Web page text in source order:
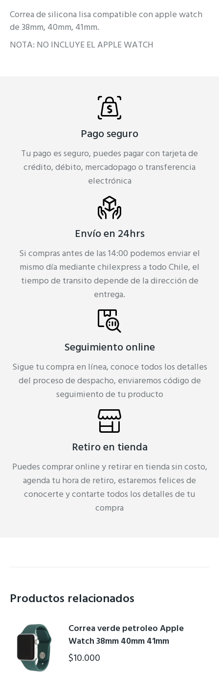
Correa de silicona lisa compatible con apple watch
de 38mm, 40mm, 41mm.
NOTA: NO INCLUYE EL APPLE WATCH
Pago seguro
Tu pago es seguro, puedes pagar con tarjeta de
crédito, débito, mercadopago o transferencia
electrónica
Envío en 24hrs
Si compras antes de las 14:00 podemos enviar el
mismo día mediante chilexpress a todo Chile, el
tiempo de transito depende de la dirección de
entrega.
Seguimiento online
Sigue tu compra en línea, conoce todos los detalles
del proceso de despacho, enviaremos código de
seguimiento de tu producto
Retiro en tienda
Puedes comprar online y retirar en tienda sin costo,
agenda tu hora de retiro, estaremos felices de
conocerte y contarte todos los detalles de tu
compra
Productos relacionados
Correa verde petroleo Apple
Watch 38mm 40mm 41mm
$10.000